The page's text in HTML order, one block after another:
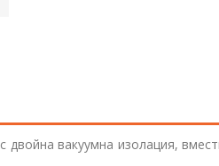
с двойна вакуумна изолация,